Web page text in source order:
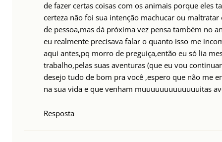
de fazer certas coisas com os animais porque eles
certeza não foi sua intenção machucar ou
de pessoa,mas dá próxima vez pensa também no
eu realmente precisava falar o quanto isso me
aqui antes,pq morro de preguiça,então eu só lia
trabalho,pelas suas aventuras (que eu vou
desejo tudo de bom pra você ,espero que não me
na sua vida e que venham muuuuuuuuuuuuuitas
Resposta